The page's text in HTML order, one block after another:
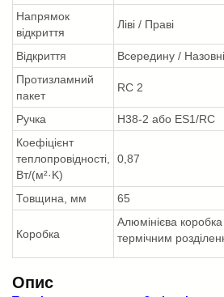
Напрямок
відкриття
Ліві / Праві
Відкриття
Всередину / Назовні
Протизламний
пакет
RC 2
Ручка
H38-2 або ES1/RC
Коефіцієнт
теплопровідності,
Вт/(м²·K)
0,87
Товщина, мм 65
Коробка
Алюмінієва
термічним
Опис